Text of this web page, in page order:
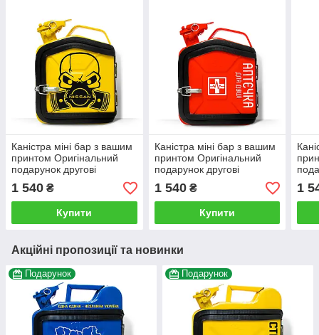
Каністра міні бар з вашим
принтом Оригінальний
подарунок другові
автолюбителю для гаража
1 540 ₴
Купити
Каністра міні бар з вашим
принтом Оригінальний
подарунок другові
автолюбителю для гаража
1 540₴
Купити
1
Акційні пропозиції та новинки
Подарунок Подарунок